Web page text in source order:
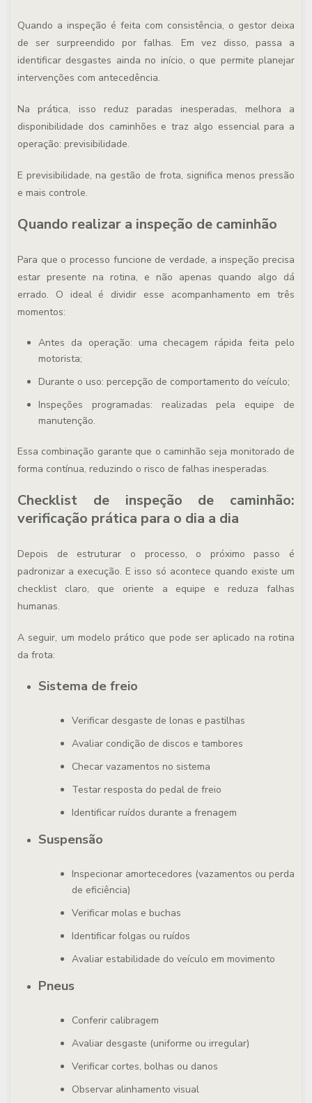
Quando a inspeção é feita com consistência, o gestor deixa
de ser surpreendido por falhas. Em vez disso, passa a
identificar desgastes ainda no início, o que permite planejar
intervenções com antecedência.
Na prática, isso reduz paradas inesperadas, melhora a
disponibilidade dos caminhões e traz algo essencial para a
operação: previsibilidade.
E previsibilidade, na gestão de frota, significa menos pressão
e mais controle.
Quando realizar a inspeção de caminhão
Para que o processo funcione de verdade, a inspeção precisa
estar presente na rotina, e não apenas quando algo dá
errado. O ideal é dividir esse acompanhamento em três
momentos:
Antes da operação: uma checagem rápida feita pelo
motorista;
Durante o uso: percepção de comportamento do veículo;
Inspeções programadas: realizadas pela equipe de
manutenção.
Essa combinação garante que o caminhão seja monitorado de
forma contínua, reduzindo o risco de falhas inesperadas.
Checklist de inspeção de caminhão:
verificação prática para o dia a dia
Depois de estruturar o processo, o próximo passo é
padronizar a execução. E isso só acontece quando existe um
checklist claro, que oriente a equipe e reduza falhas
humanas.
A seguir, um modelo prático que pode ser aplicado na rotina
da frota:
Sistema de freio
Verificar desgaste de lonas e pastilhas
Avaliar condição de discos e tambores
Checar vazamentos no sistema
Testar resposta do pedal de freio
Identificar ruídos durante a frenagem
Suspensão
Inspecionar amortecedores (vazamentos ou perda
de eficiência)
Verificar molas e buchas
Identificar folgas ou ruídos
Avaliar estabilidade do veículo em movimento
Pneus
Conferir calibragem
Avaliar desgaste (uniforme ou irregular)
Verificar cortes, bolhas ou danos
Observar alinhamento visual